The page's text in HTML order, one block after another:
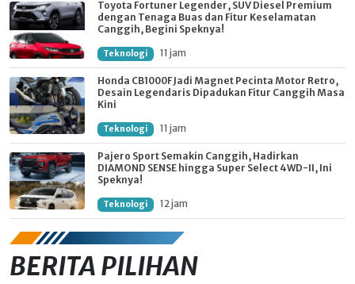
Toyota Fortuner Legender, SUV Diesel Premium
dengan Tenaga Buas dan Fitur Keselamatan
Canggih, Begini Speknya!
Teknologi 11 jam
Honda CB1000F Jadi Magnet Pecinta Motor Retro,
Desain Legendaris Dipadukan Fitur Canggih Masa
Kini
Teknologi 11 jam
Pajero Sport Semakin Canggih, Hadirkan
DIAMOND SENSE hingga Super Select 4WD-II, Ini
Speknya!
Teknologi 12 jam
BERITA PILIHAN